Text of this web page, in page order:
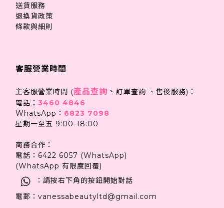
送貨服務
退換貨政策
條款與細則
客服營業時間
主客服營業時間 (產品查詢 、 訂單查詢 、售後服務)：
電話： 3460 4846
WhatsApp： 6823 7098
星期一至五 9:00-18:00
商務合作：
電話：6422 6057 (WhatsApp)
(WhatsApp 有限度回覆)
：請按右下角的按鈕開始對話
電郵：vanessabeautyltd@gmail.com